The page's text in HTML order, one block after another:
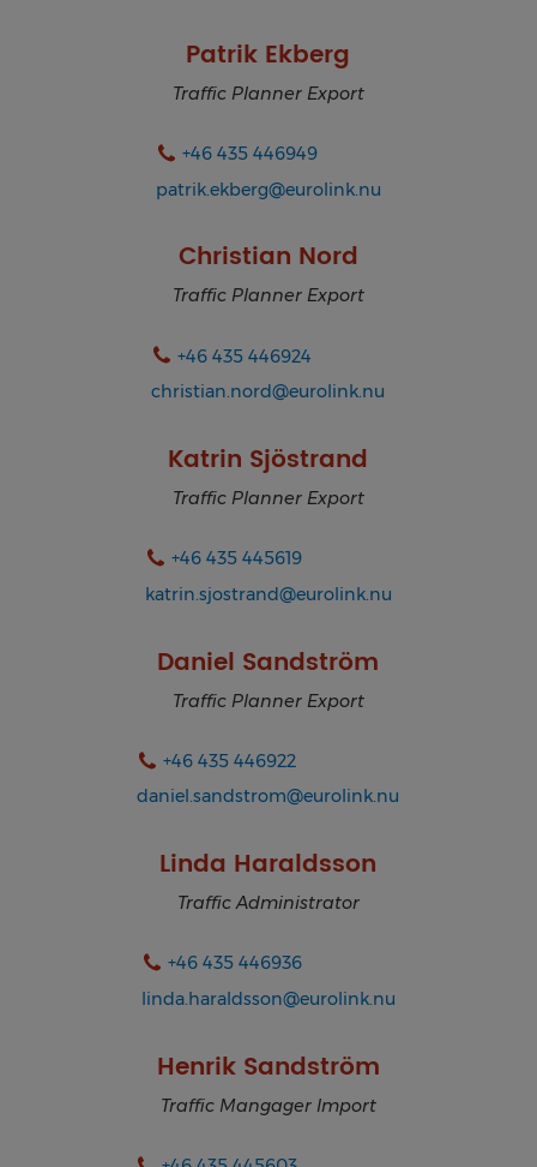
Patrik Ekberg
Traffic Planner Export
+46 435 446949
patrik.ekberg@eurolink.nu
Christian Nord
Traffic Planner Export
+46 435 446924
christian.nord@eurolink.nu
Katrin Sjöstrand
Traffic Planner Export
+46 435 445619
katrin.sjostrand@eurolink.nu
Daniel Sandström
Traffic Planner Export
+46 435 446922
daniel.sandstrom@eurolink.nu
Linda Haraldsson
Traffic Administrator
+46 435 446936
linda.haraldsson@eurolink.nu
Henrik Sandström
Traffic Mangager Import